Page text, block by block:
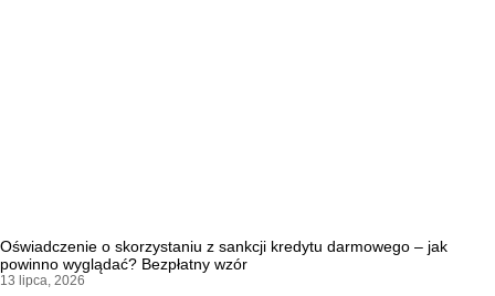
Oświadczenie o skorzystaniu z sankcji kredytu darmowego – jak
powinno wyglądać? Bezpłatny wzór
13 lipca, 2026